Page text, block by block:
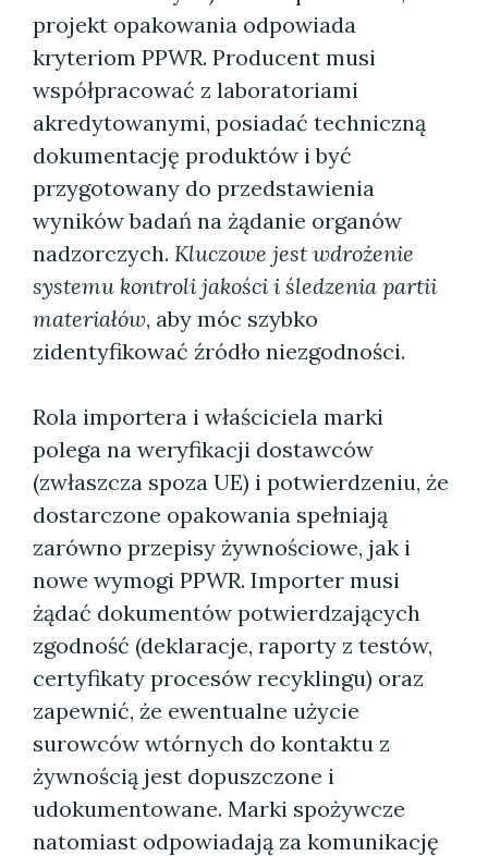
projekt opakowania odpowiada
kryteriom PPWR. Producent musi
współpracować z laboratoriami
akredytowanymi, posiadać techniczną
dokumentację produktów i być
przygotowany do przedstawienia
wyników badań na żądanie organów
nadzorczych. Kluczowe jest wdrożenie
systemu kontroli jakości i śledzenia partii
materiałów, aby móc szybko
zidentyfikować źródło niezgodności.
Rola importera i właściciela marki
polega na weryfikacji dostawców
(zwłaszcza spoza UE) i potwierdzeniu, że
dostarczone opakowania spełniają
zarówno przepisy żywnościowe, jak i
nowe wymogi PPWR. Importer musi
żądać dokumentów potwierdzających
zgodność (deklaracje, raporty z testów,
certyfikaty procesów recyklingu) oraz
zapewnić, że ewentualne użycie
surowców wtórnych do kontaktu z
żywnością jest dopuszczone i
udokumentowane. Marki spożywcze
natomiast odpowiadają za komunikację